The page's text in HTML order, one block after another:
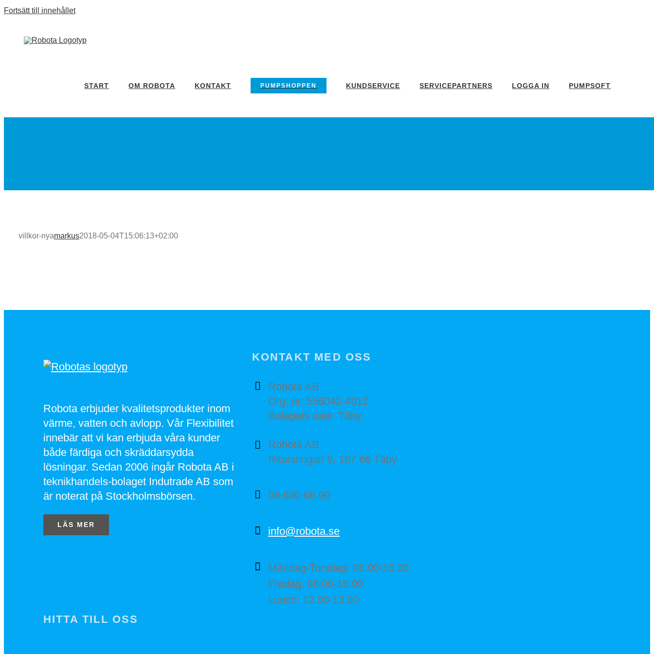
Fortsätt till innehållet
START OM ROBOTA KONTAKT PUMPSHOPPEN KUNDSERVICE SERVICEPARTNERS LOGGA IN PUMPSOFT
villkor-nyamarkus2018-05-04T15:06:13+02:00
Robota erbjuder kvalitetsprodukter inom
värme, vatten och avlopp. Vår Flexibilitet
innebär att vi kan erbjuda våra kunder
både färdiga och skräddarsydda
lösningar. Sedan 2006 ingår Robota AB i
teknikhandels-bolaget Indutrade AB som
är noterat på Stockholmsbörsen.
LÄS MER
KONTAKT MED OSS
Robota AB
Org. nr: 556042-4912
Bolagets säte: Täby
Robota AB
Ritarslingan 9, 187 66 Täby
08-630 08 90
info@robota.se
Måndag-Torsdag: 08.00-16.30
Fredag: 08.00-16.00
Lunch: 12.00-13.00
HITTA TILL OSS